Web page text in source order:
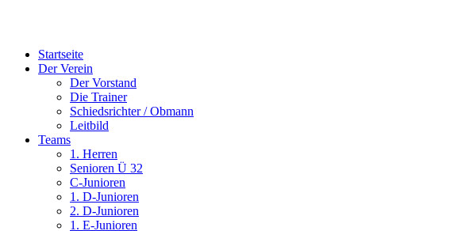
Startseite
Der Verein
Der Vorstand
Die Trainer
Schiedsrichter / Obmann
Leitbild
Teams
1. Herren
Senioren Ü 32
C-Junioren
1. D-Junioren
2. D-Junioren
1. E-Junioren